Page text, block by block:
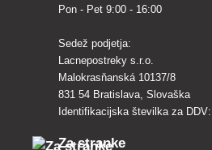
Pon - Pet 9:00 - 16:00
Sedež podjetja:
Lacnepostreky s.r.o.
Malokrasňanská 10137/8
831 54 Bratislava, Slovaška
Identifikacijska številka za
Za stranke